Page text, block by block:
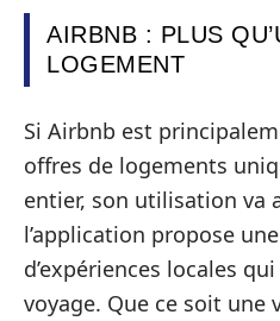
AIRBNB : PLUS
LOGEMENT
Si Airbnb est
offres de logements
entier, son utilisation va
l’application propose
d’expériences locales
voyage. Que ce soit une